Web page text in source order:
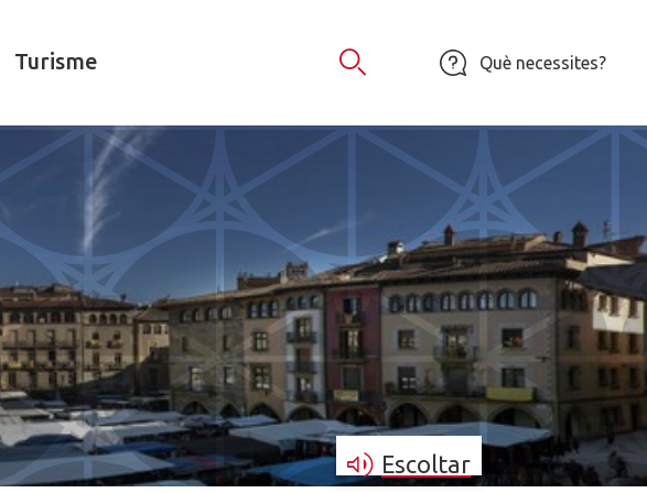
Obrir Cercador
Què necessites?
Turisme
Escoltar